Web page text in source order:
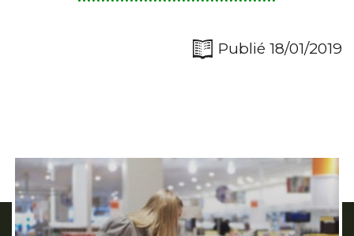
Publié 18/01/2019